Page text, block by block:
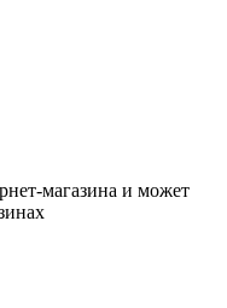
магазина и может